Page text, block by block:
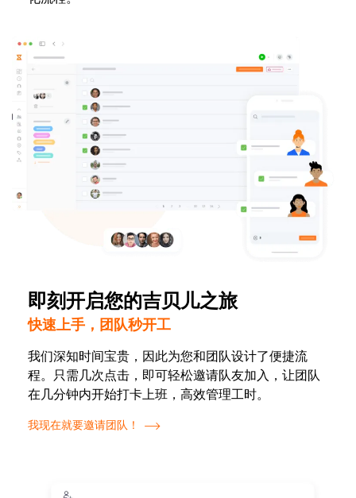
即刻开启您的吉贝儿之旅
快速上手，团队秒开工
我们深知时间宝贵，因此为您和团队设计了便捷流
程。只需几次点击，即可轻松邀请队友加入，让团队
在几分钟内开始打卡上班，高效管理工时。
我现在就要邀请团队！